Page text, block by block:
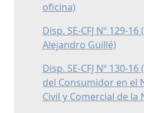
oficina)
Disp. SE-CFJ Nº 129-
Alejandro Guillé)
Disp. SE-CFJ Nº 130-
del Consumidor en el
Civil y Comercial de la